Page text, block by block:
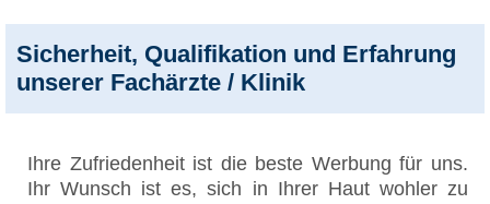
Sicherheit, Qualifikation und Erfahrung
unserer Fachärzte / Klinik
Ihre Zufriedenheit ist die beste Werbung für uns.
Ihr Wunsch ist es, sich in Ihrer Haut wohler zu